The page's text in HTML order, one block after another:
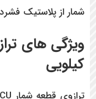
شمار از پلاستیک
کیلویی